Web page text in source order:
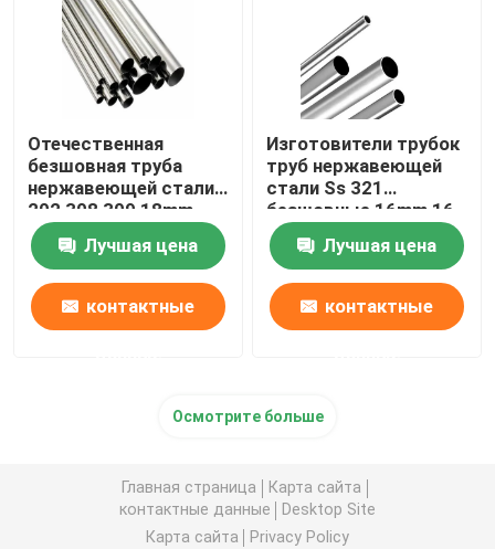
Отечественная
безшовная труба
нержавеющей стали
202 308 309 18mm
22mm 2 трубка Inox
дюйма 304Лучшая цена
контактные
Изготовители трубок
труб нержавеющей
стали Ss 321
безшовные 16mm 16
теплообменный
аппарат датчика 304
Лучшая цена
контактные
Осмотрите больше
Главная страница
Карта сайта
контактные данные
Desktop Site
Карта сайта
Privacy Policy